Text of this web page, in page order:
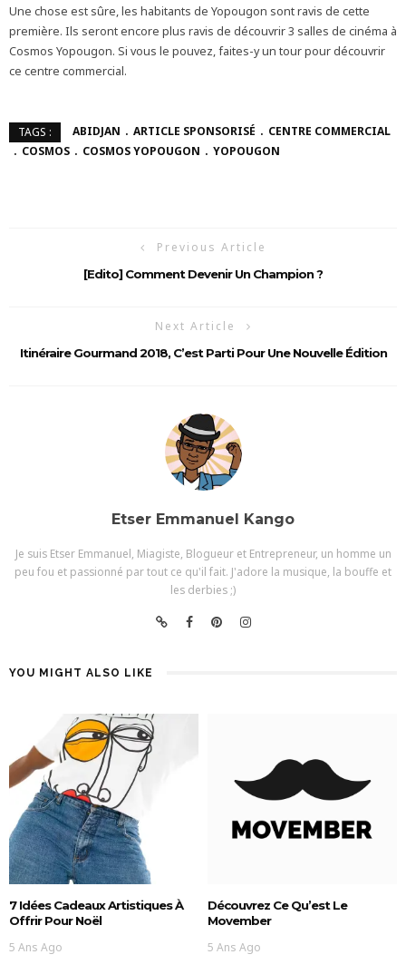
Une chose est sûre, les habitants de Yopougon sont ravis de cette
première. Ils seront encore plus ravis de découvrir 3 salles de cinéma à
Cosmos Yopougon. Si vous le pouvez, faites-y un tour pour découvrir
ce centre commercial.
TAGS : ABIDJAN ARTICLE SPONSORISÉ
CENTRE COMMERCIAL
COSMOS
COSMOS YOPOUGON YOPOUGON
Previous Article
[Edito] Comment Devenir Un Champion ?
Next Article
Itinéraire Gourmand 2018, C’est Parti Pour Une Nouvelle Édition
Etser Emmanuel Kango
Je suis Etser Emmanuel, Miagiste, Blogueur et Entrepreneur, un homme un
peu fou et passionné par tout ce qu'il fait. J'adore la musique, la bouffe et
les derbies ;)
YOU MIGHT ALSO LIKE
7 Idées Cadeaux Artistiques À
Offrir Pour Noël
5 Ans Ago
Découvrez Ce Qu’est Le
Movember
5 Ans Ago